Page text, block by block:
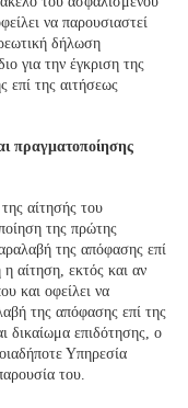
να παρουσιαστεί
δήλωση
για την έγκριση της
επί της αιτήσεως
πραγματοποίησης
αίτησής του
της πρώτης
της απόφασης επί
αίτηση, εκτός και αν
και οφείλει να
της απόφασης επί της
δικαίωμα επιδότησης, ο
Υπηρεσία
του.